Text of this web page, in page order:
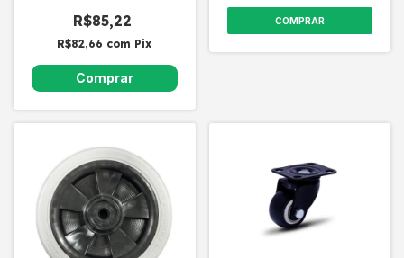
giratórios com freio)
R$85,22
R$82,66 com Pix
COMPRAR